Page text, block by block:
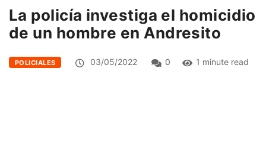
La policía investiga el homicidio
de un hombre en Andresito
POLICIALES 03/05/2022 0 1 minute read